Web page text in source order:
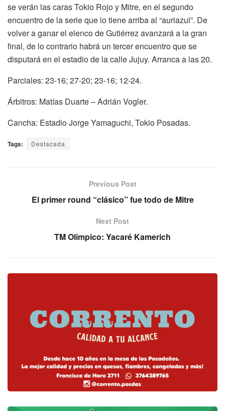
se verán las caras Tokio Rojo y Mitre, en el segundo
encuentro de la serie que lo tiene arriba al “auriazul”. De
volver a ganar el elenco de Gutiérrez avanzará a la gran
final, de lo contrario habrá un tercer encuentro que se
disputará en el estadio de la calle Jujuy. Arranca a las 20.
Parciales: 23-16; 27-20; 23-16; 12-24.
Árbitros: Matías Duarte – Adrián Vogler.
Cancha: Estadio Jorge Yamaguchi, Tokio Posadas.
Tags: Destacada
Previous Post
El primer round “clásico” fue todo de Mitre
Next Post
TM Olímpico: Yacaré Kamerich